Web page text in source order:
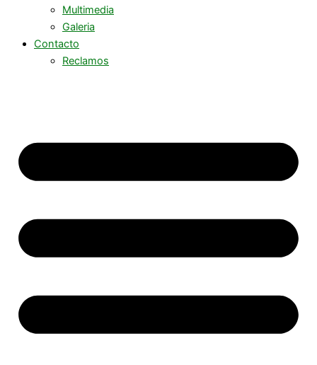
Multimedia
Galeria
Contacto
Reclamos